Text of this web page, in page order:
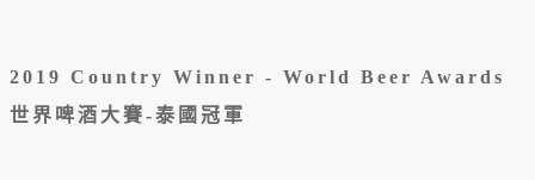
2019 Country Winner - World Beer Awards
世界啤酒大賽-泰國冠軍